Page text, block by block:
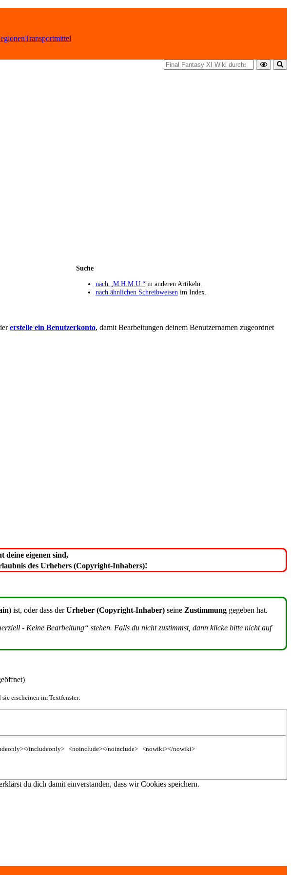
Transportmittel
Suche
nach „M.H.M.U.“in anderen Artikeln.
nach ähnlichen Schreibweisen im Index.
erstelle ein Benutzerkonto, damit Bearbeitungen deinem Benutzernamen zugeordnet
deine eigenen sind,
des Urhebers (Copyright-Inhabers)!
) ist, oder dass derUrheber (Copyright-Inhaber) seine Zustimmung gegeben hat.
- Keine Bearbeitung“ stehen. Falls du nicht zustimmst, dann klicke bitte nicht auf
erscheinen im Textfenster:
includeonly> <noinclude></noinclude> <nowiki></nowiki>
du dich damit einverstanden, dass wir Cookies speichern.